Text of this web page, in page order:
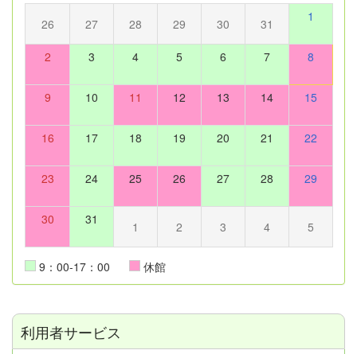
26 27 28 29 30 31 1
2 3 4 5 6 7 8
9 10 11 12 13 14 15
16 17 18 19 20 21 22
23 24 25 26 27 28 29
30 31 1 2 3 4 5
9：00-17：00 休館
利用者サービス